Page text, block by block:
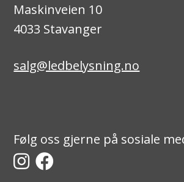
Maskinveien 10
4033 Stavanger
salg@ledbelysning.no
Følg oss gjerne på sosiale